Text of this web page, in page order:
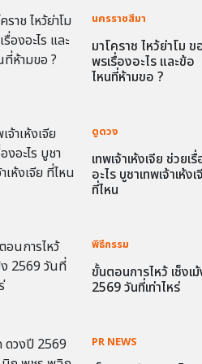
นครราชสีมา
มาโคราช ไหว้ย่าโม ข
พรเรื่องอะไร และข้อ
ไหนที่ห้ามขอ ?
ดูดวง
เทพเจ้าเห้งเจีย ช่วยเ
อะไร บูชาเทพเจ้าเห้งเ
ที่ไหน
พิธีกรรม
ขั้นตอนการไหว้ เช็งเ
2569 วันที่เท่าไหร่
PR NEWS